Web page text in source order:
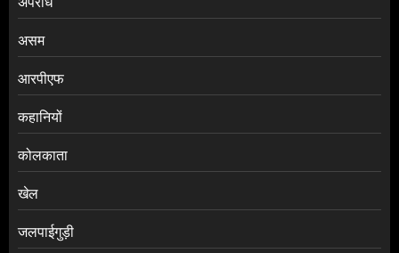
असम
आरपीएफ
कहानियों
कोलकाता
खेल
जलपाईगुड़ी